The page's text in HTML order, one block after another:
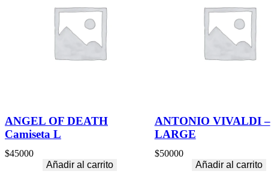
ANGEL OF DEATH
Camiseta L
$45000
Añadir al carrito
ANTONIO VIVALDI –
LARGE
$50000
Añadir al carrito